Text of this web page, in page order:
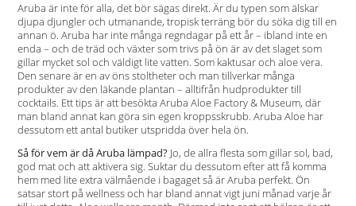
Aruba är inte för alla, det bör sägas direkt. Är du typen som älskar
djupa djungler och utmanande, tropisk terräng bör du söka dig till en
annan ö. Aruba har inte många regndagar på ett år – ibland inte en
enda – och de träd och växter som trivs på ön är av det slaget som
gillar mycket sol och väldigt lite vatten. Som kaktusar och aloe vera.
Den senare är en av öns stoltheter och man tillverkar många
produkter av den läkande plantan – alltifrån hudprodukter till
cocktails. Ett tips är att besökta Aruba Aloe Factory & Museum, där
man bland annat kan göra sin egen kroppsskrubb. Aruba Aloe har
dessutom ett antal butiker utspridda över hela ön.
Så för vem är då Aruba lämpad?Jo, de allra flesta som gillar sol, bad,
god mat och att aktivera sig. Suktar du dessutom efter att få komma
hem med lite extra välmående i bagaget så är Aruba perfekt. Ön
satsar stort på wellness och har bland annat vigt juni månad varje år